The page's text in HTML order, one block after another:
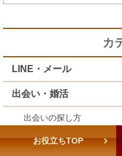
カ
LINE・メール
出会い・婚活
出会いの探し方
会話・メッセージ術
お役立ちTOP